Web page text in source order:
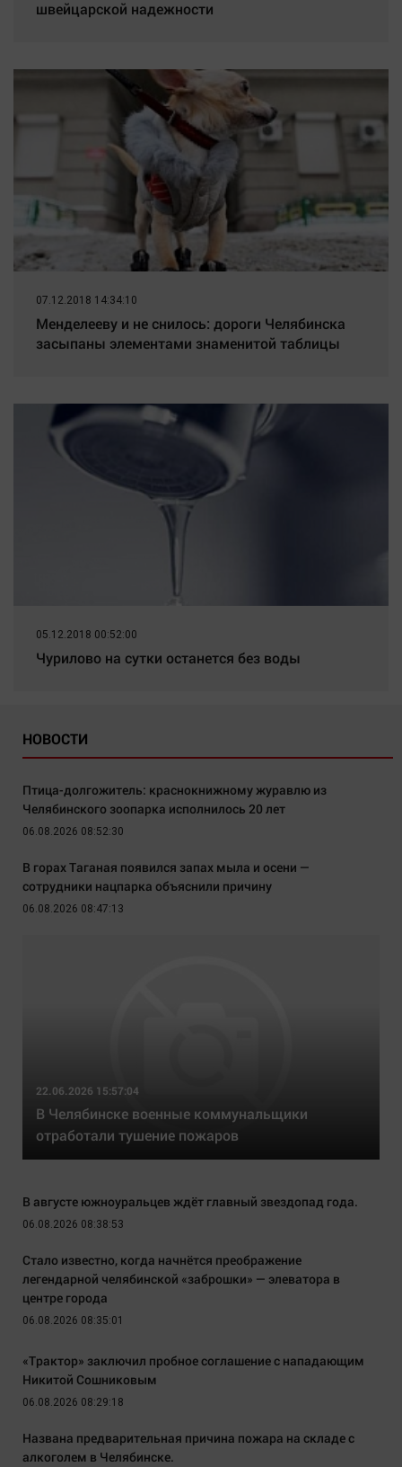
швейцарской надежности
07.12.2018 14:34:10
Менделееву и не снилось: дороги Челябинска
засыпаны элементами знаменитой таблицы
05.12.2018 00:52:00
Чурилово на сутки останется без воды
НОВОСТИ
Птица-долгожитель: краснокнижному журавлю из
Челябинского зоопарка исполнилось 20 лет
06.08.2026 08:52:30
В горах Таганая появился запах мыла и осени —
сотрудники нацпарка объяснили причину
06.08.2026 08:47:13
22.06.2026 15:57:04
В Челябинске военные коммунальщики
отработали тушение пожаров
В августе южноуральцев ждёт главный звездопад года.
06.08.2026 08:38:53
Стало известно, когда начнётся преображение
легендарной челябинской «заброшки» — элеватора в
центре города
06.08.2026 08:35:01
«Трактор» заключил пробное соглашение с нападающим
Никитой Сошниковым
06.08.2026 08:29:18
Названа предварительная причина пожара на складе с
алкоголем в Челябинске.